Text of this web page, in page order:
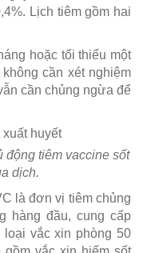
Lịch tiêm gồm hai
hoặc tối thiểu một
cần xét nghiệm
cần chủng ngừa để
tiêm vaccine sốt
dịch.
là đơn vị tiêm chủng
hàng đầu, cung cấp
vắc xin phòng 50